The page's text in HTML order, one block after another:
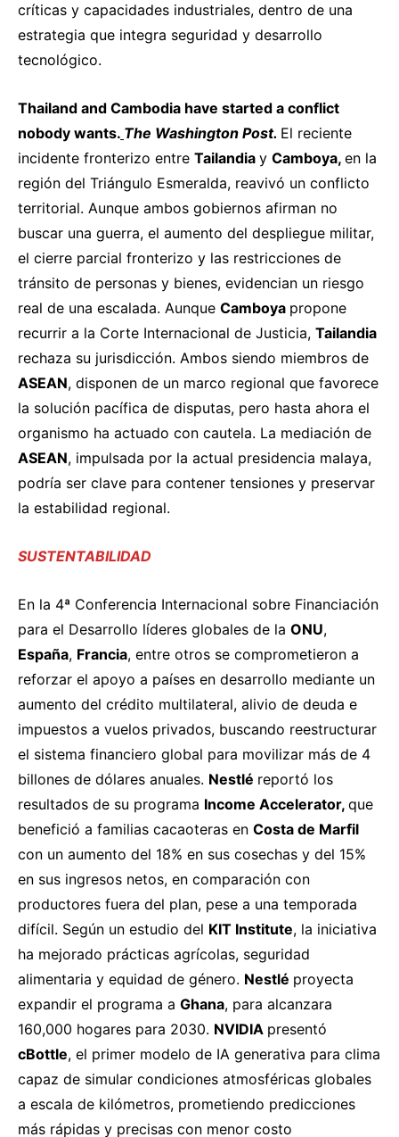
críticas y capacidades industriales, dentro de una
estrategia que integra seguridad y desarrollo
tecnológico.
Thailand and Cambodia have started a conflict
nobody wants. The Washington Post. El reciente
incidente fronterizo entre Tailandia y Camboya, en la
región del Triángulo Esmeralda, reavivó un conflicto
territorial. Aunque ambos gobiernos afirman no
buscar una guerra, el aumento del despliegue militar,
el cierre parcial fronterizo y las restricciones de
tránsito de personas y bienes, evidencian un riesgo
real de una escalada. Aunque Camboya propone
recurrir a la Corte Internacional de Justicia, Tailandia
rechaza su jurisdicción. Ambos siendo miembros de
ASEAN, disponen de un marco regional que favorece
la solución pacífica de disputas, pero hasta ahora el
organismo ha actuado con cautela. La mediación de
ASEAN, impulsada por la actual presidencia malaya,
podría ser clave para contener tensiones y preservar
la estabilidad regional.
SUSTENTABILIDAD
En la 4ª Conferencia Internacional sobre Financiación
para el Desarrollo líderes globales de la ONU,
España, Francia, entre otros se comprometieron a
reforzar el apoyo a países en desarrollo mediante un
aumento del crédito multilateral, alivio de deuda e
impuestos a vuelos privados, buscando reestructurar
el sistema financiero global para movilizar más de 4
billones de dólares anuales. Nestlé reportó los
resultados de su programa Income Accelerator, que
benefició a familias cacaoteras en Costa de Marfil
con un aumento del 18% en sus cosechas y del 15%
en sus ingresos netos, en comparación con
productores fuera del plan, pese a una temporada
difícil. Según un estudio del KIT Institute, la iniciativa
ha mejorado prácticas agrícolas, seguridad
alimentaria y equidad de género. Nestlé proyecta
expandir el programa a Ghana, para alcanzara
160,000 hogares para 2030. NVIDIA presentó
cBottle, el primer modelo de IA generativa para clima
capaz de simular condiciones atmosféricas globales
a escala de kilómetros, prometiendo predicciones
más rápidas y precisas con menor costo